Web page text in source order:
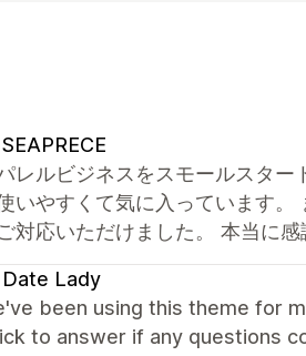
SEAPRECE
レルビジネスをスモールスタ
いやすくて気に入っています
対応いただけました。 本当に感
Date Lady
been using this theme for
to answer if any questions